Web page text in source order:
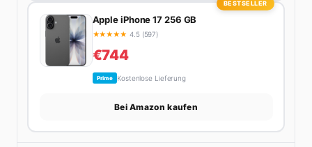
BESTSELLER
Apple iPhone 17 256 GB
★★★★★ 4.5 (597)
€744
Prime Kostenlose Lieferung
Bei Amazon kaufen